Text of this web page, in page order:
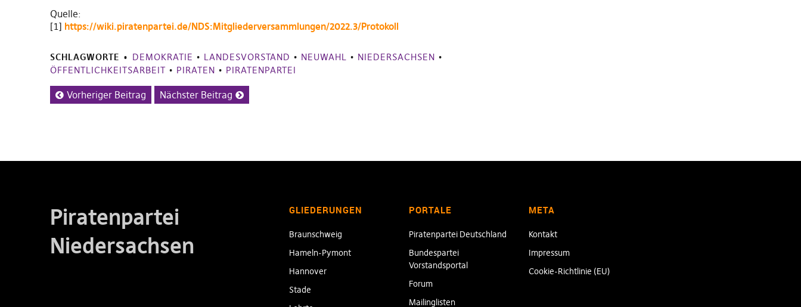
Quelle:
[1] https://wiki.piratenpartei.de/NDS:Mitgliederversammlungen/2022.3/Protokoll
SCHLAGWORTE DEMOKRATIE • LANDESVORSTAND • NEUWAHL • NIEDERSACHSEN •
ÖFFENTLICHKEITSARBEIT • PIRATEN • PIRATENPARTEI
Vorheriger Beitrag Nächster Beitrag
Piratenpartei
Niedersachsen
GLIEDERUNGEN
Braunschweig
Hameln-Pymont
Hannover
Stade
PORTALE
Piratenpartei Deutschland
Bundespartei
Vorstandsportal
Forum
Mailinglisten
META
Kontakt
Impressum
Cookie-Richtlinie (EU)